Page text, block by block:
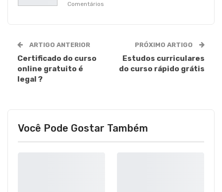
Comentários
ARTIGO ANTERIOR
Certificado do curso
online gratuito é
legal ?
PRÓXIMO ARTIGO
Estudos curriculares
do curso rápido grátis
Você Pode Gostar Também